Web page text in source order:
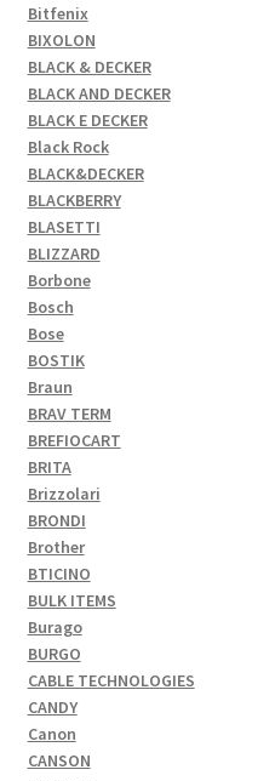
Bitfenix
BIXOLON
BLACK & DECKER
BLACK AND DECKER
BLACK E DECKER
Black Rock
BLACK&DECKER
BLACKBERRY
BLASETTI
BLIZZARD
Borbone
Bosch
Bose
BOSTIK
Braun
BRAV TERM
BREFIOCART
BRITA
Brizzolari
BRONDI
Brother
BTICINO
BULK ITEMS
Burago
BURGO
CABLE TECHNOLOGIES
CANDY
Canon
CANSON